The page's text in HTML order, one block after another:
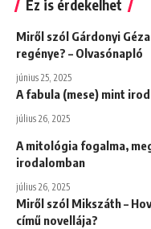
Ez is érdekelhet
Miről szól Gárdonyi
regénye? – Olvasónapló
június 25, 2025
A fabula (mese) mint
július 26, 2025
A mitológia fogalma,
irodalomban
július 26, 2025
Miről szól Mikszáth –
című novellája?